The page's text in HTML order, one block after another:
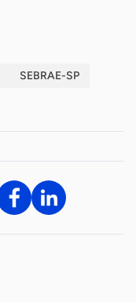
SEBRAE-SP